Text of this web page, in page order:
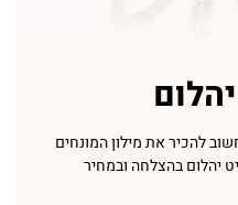
להכיר את מילון המונחים
יהלום בהצלחה ובמחיר